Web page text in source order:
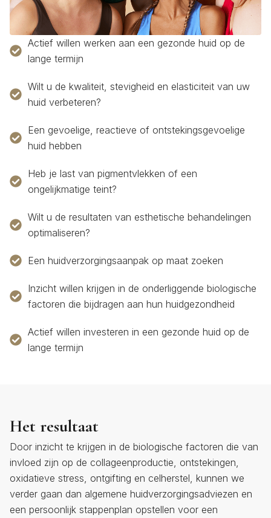
Actief willen werken aan een gezonde huid op de
lange termijn
Wilt u de kwaliteit, stevigheid en elasticiteit van uw
huid verbeteren?
Een gevoelige, reactieve of ontstekingsgevoelige
huid hebben
Heb je last van pigmentvlekken of een
ongelijkmatige teint?
Wilt u de resultaten van esthetische behandelingen
optimaliseren?
Een huidverzorgingsaanpak op maat zoeken
Inzicht willen krijgen in de onderliggende biologische
factoren die bijdragen aan hun huidgezondheid
Actief willen investeren in een gezonde huid op de
lange termijn
Het resultaat
Door inzicht te krijgen in de biologische factoren die van
invloed zijn op de collageenproductie, ontstekingen,
oxidatieve stress, ontgifting en celherstel, kunnen we
verder gaan dan algemene huidverzorgingsadviezen en
een persoonlijk stappenplan opstellen voor een